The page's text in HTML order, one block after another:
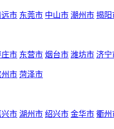
远市 东莞市 中山市 潮州市 揭阳
庄市 东营市 烟台市 潍坊市 济宁
州市 菏泽市
兴市 湖州市 绍兴市 金华市 衢州